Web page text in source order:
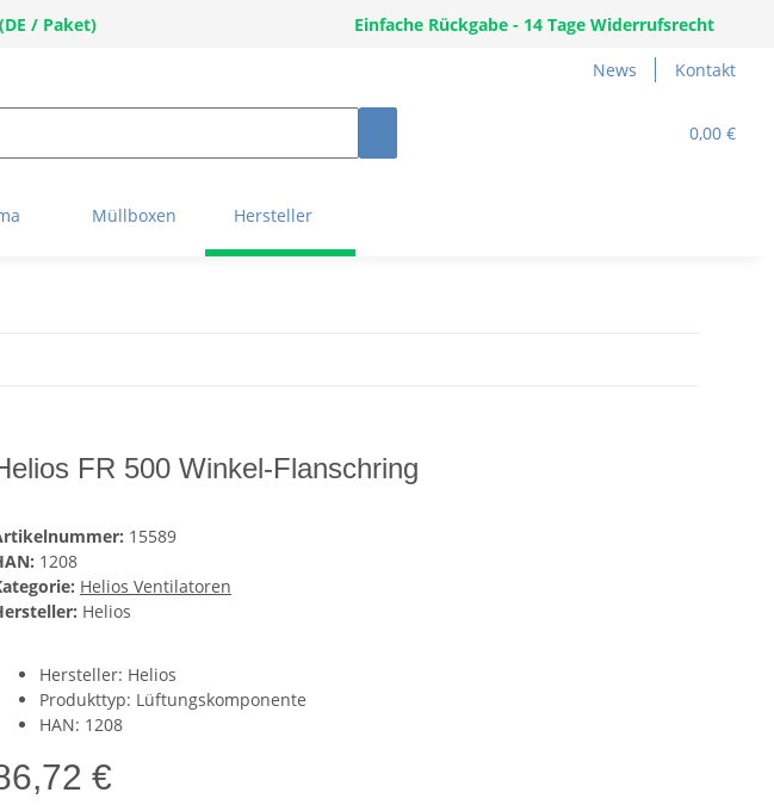
/ Paket) Einfache Rückgabe - 14 Tage Widerrufsrecht
News Kontakt
0,00 €
Müllboxen Hersteller
FR 500 Winkel-Flanschring
15589
1208
Helios Ventilatoren
Helios
Hersteller: Helios
Produkttyp: Lüftungskomponente
HAN: 1208
€